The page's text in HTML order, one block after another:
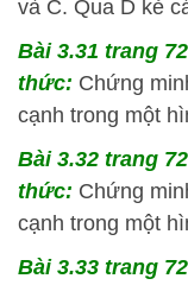
và C. Qua D kẻ
Bài 3.31 trang
thức: Chứng
cạnh trong một
Bài 3.32 trang
thức: Chứng
cạnh trong một
Bài 3.33 trang